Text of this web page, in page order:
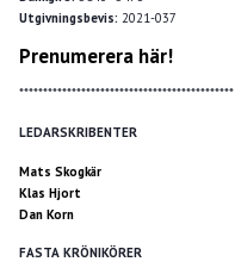
Utgivningsbevis: 2021-037
Prenumerera här!
*********************************************
LEDARSKRIBENTER
Mats Skogkär
Klas Hjort
Dan Korn
FASTA KRÖNIKÖRER